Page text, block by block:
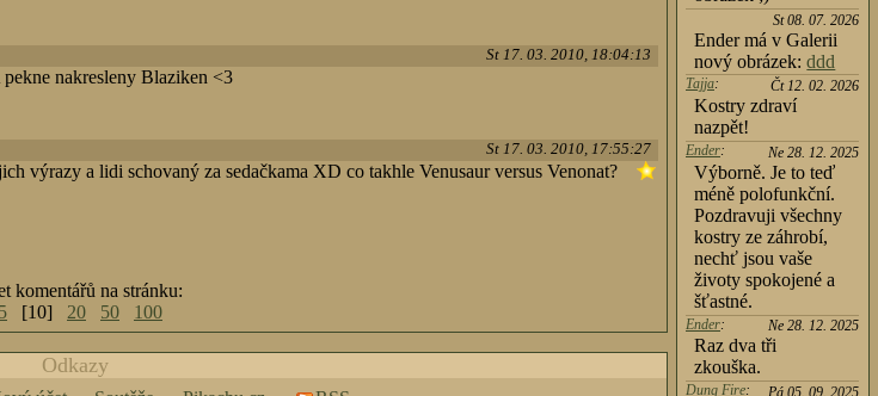
St 17. 03. 2010, 18:04:13
nakresleny Blaziken <3
St 17. 03. 2010, 17:55:27
výrazy a lidi schovaný za sedačkama XD co takhle Venusaur versus Venonat?
komentářů na stránku:
5 [10] 20 50 100
St 08. 07. 2026
Ender má v Galerii
nový obrázek:ddd
Čt 12. 02. 2026
Tajja:
Kostry zdraví
nazpět!
Ne 28. 12. 2025
Ender:
Výborně. Je to teď
méně polofunkční.
Pozdravuji všechny
kostry ze záhrobí,
nechť jsou vaše
životy spokojené a
šťastné.
Ne 28. 12. 2025
Ender:
Raz dva tři
zkouška.
Pá 05. 09. 2025
Dung Fire:
Odkazy